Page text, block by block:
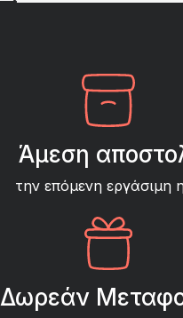
Άμεση
την επόμενη εργάσιμη
Δωρεάν